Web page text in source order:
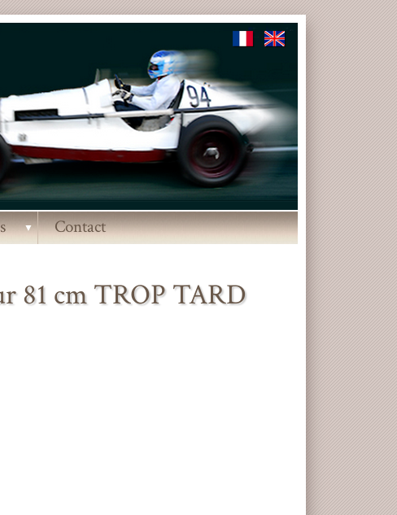
▼ Contact
81 cm TROP TARD